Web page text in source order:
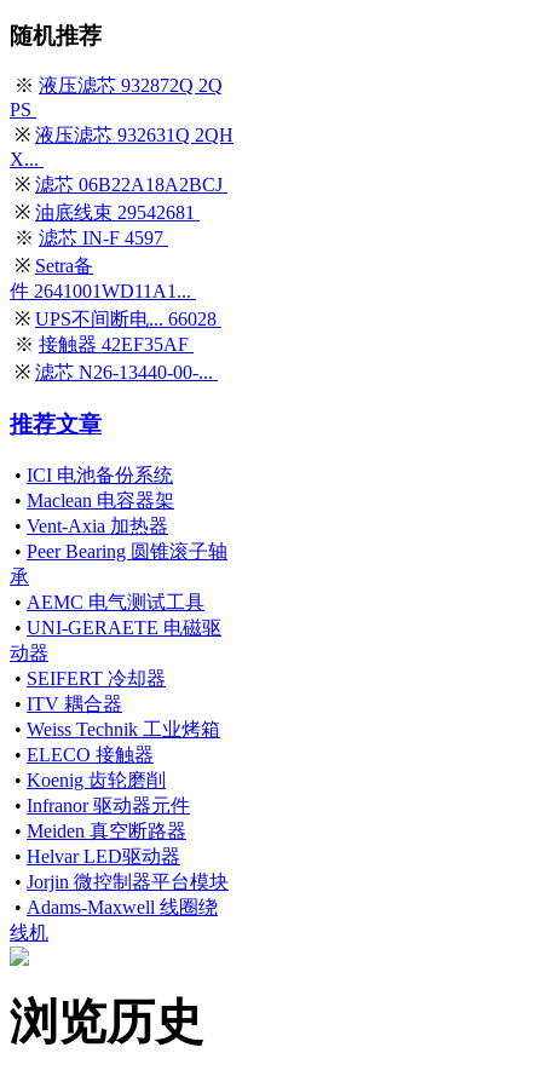
随机推荐
※ 液压滤芯 932872Q 2Q
PS
※ 液压滤芯 932631Q 2QH
X...
※ 滤芯 06B22A18A2BCJ
※ 油底线束 29542681
※ 滤芯 IN-F 4597
※ Setra备
件 2641001WD11A1...
※ UPS不间断电... 66028
※ 接触器 42EF35AF
※ 滤芯 N26-13440-00-...
推荐文章
• ICI 电池备份系统
• Maclean 电容器架
• Vent-Axia 加热器
• Peer Bearing 圆锥滚子轴
承
• AEMC 电气测试工具
• UNI-GERAETE 电磁驱
动器
• SEIFERT 冷却器
• ITV 耦合器
• Weiss Technik 工业烤箱
• ELECO 接触器
• Koenig 齿轮磨削
• Infranor 驱动器元件
• Meiden 真空断路器
• Helvar LED驱动器
• Jorjin 微控制器平台模块
• Adams-Maxwell 线圈绕
线机
浏览历史